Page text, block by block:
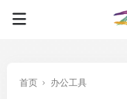
首页 办公工具